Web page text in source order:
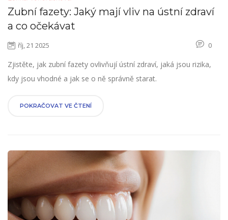
Zubní fazety: Jaký mají vliv na ústní zdraví
a co očekávat
říj, 21 2025 0
Zjistěte, jak zubní fazety ovlivňují ústní zdraví, jaká jsou rizika,
kdy jsou vhodné a jak se o ně správně starat.
POKRAČOVAT VE ČTENÍ